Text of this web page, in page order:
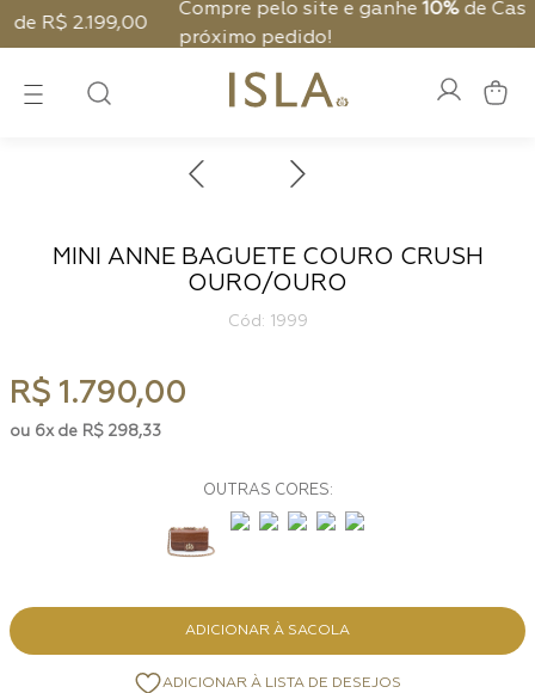
Compre pelo site e ganhe10%de Cashback no seu
próximo pedido!
MINI ANNE BAGUETE COURO CRUSH
OURO/OURO
: 1999
R$ 1.790,00
6 R$ 298,33
ADICIONAR À SACOLA